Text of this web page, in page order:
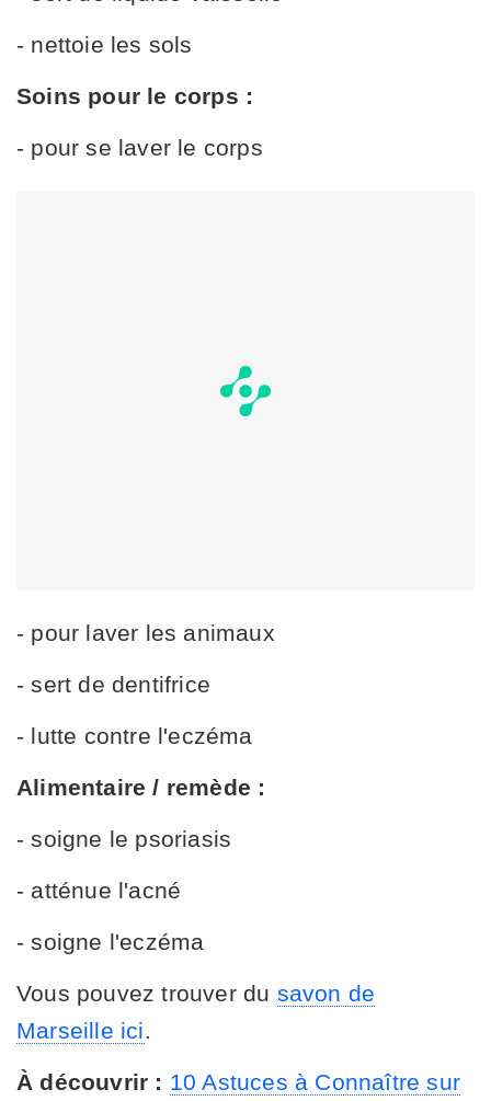
- nettoie les sols
Soins pour le corps :
- pour se laver le corps
- pour laver les animaux
- sert de dentifrice
- lutte contre l'eczéma
Alimentaire / remède :
- soigne le psoriasis
- atténue l'acné
- soigne l'eczéma
Vous pouvez trouver du savon de
Marseille ici.
À découvrir : 10 Astuces à Connaître sur